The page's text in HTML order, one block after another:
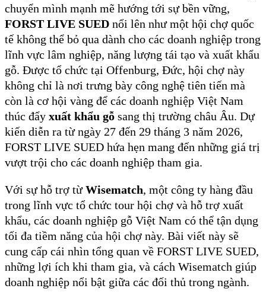
chuyển mình mạnh mẽ hướng tới sự bền vững,
FORST LIVE SUED nổi lên như một hội chợ quốc
tế không thể bỏ qua dành cho các doanh nghiệp trong
lĩnh vực lâm nghiệp, năng lượng tái tạo và xuất khẩu
gỗ. Được tổ chức tại Offenburg, Đức, hội chợ này
không chỉ là nơi trưng bày công nghệ tiên tiến mà
còn là cơ hội vàng để các doanh nghiệp Việt Nam
thúc đẩy xuất khẩu gỗ sang thị trường châu Âu. Dự
kiến diễn ra từ ngày 27 đến 29 tháng 3 năm 2026,
FORST LIVE SUED hứa hẹn mang đến những giá trị
vượt trội cho các doanh nghiệp tham gia.
Với sự hỗ trợ từWisematch, một công ty hàng đầu
trong lĩnh vực tổ chức tour hội chợ và hỗ trợ xuất
khẩu, các doanh nghiệp gỗ Việt Nam có thể tận dụng
tối đa tiềm năng của hội chợ này. Bài viết này sẽ
cung cấp cái nhìn tổng quan về FORST LIVE SUED,
những lợi ích khi tham gia, và cách Wisematch giúp
doanh nghiệp nổi bật giữa các đối thủ trong ngành.